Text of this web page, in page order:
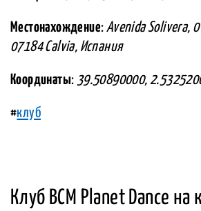
Местонахождение: Avenida Solivera,
07184 Calvia, Испания
Координаты: 39.50890000,
#клуб
Клуб BCM Planet Dance на